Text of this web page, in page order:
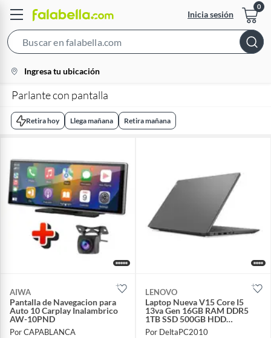
Inicia sesión
Bar
location-
icon
Ingresa tu ubicación
Parlante con pantalla
Retira hoy Llega mañana Retira mañana
AIWA
Pantalla de Navegacion para
Auto 10 Carplay Inalambrico
AW-10PND
Por CAPABLANCA
LENOVO
Laptop Nueva V15 Core I5
13va Gen 16GB RAM DDR5
1TB SSD 500GB HDD
EXTERNO
Por DeltaPC2010